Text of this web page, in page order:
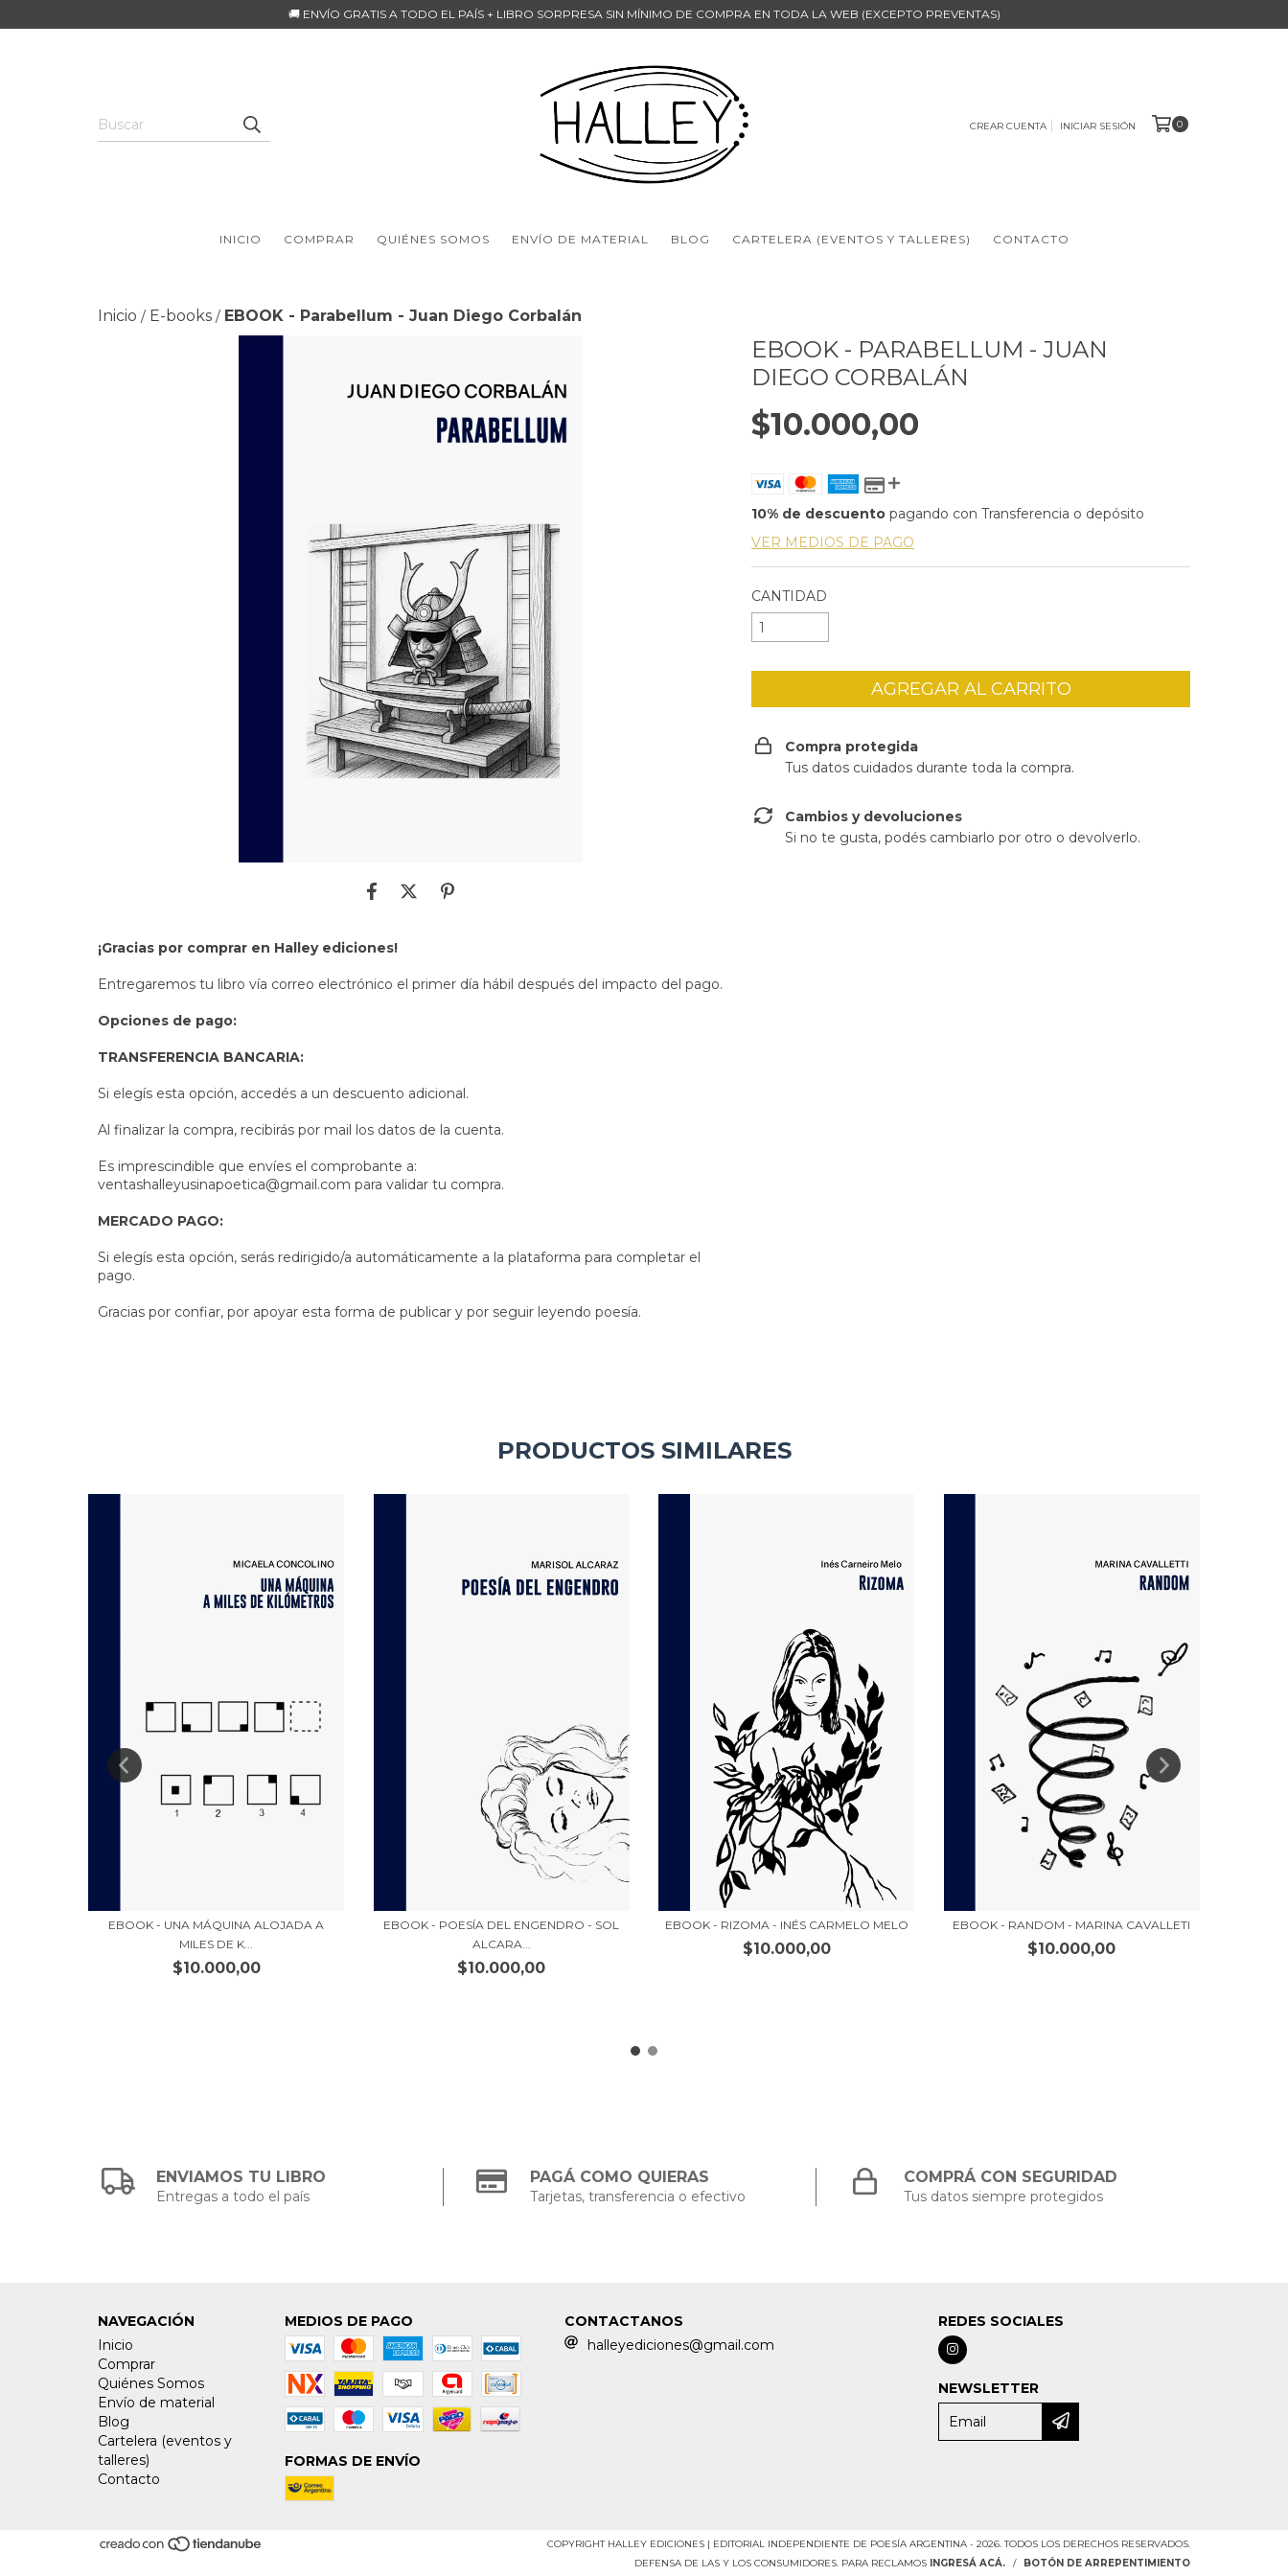
🚚 ENVÍO GRATIS A TODO EL PAÍS + LIBRO SORPRESA SIN MÍNIMO DE COMPRA EN TODA LA WEB (EXCEPTO PREVENTAS)
CREAR CUENTA INICIAR SESIÓN 0
INICIO COMPRAR QUIÉNES SOMOS ENVÍO DE MATERIAL BLOG CARTELERA (EVENTOS Y TALLERES) CONTACTO
Inicio / E-books / EBOOK - Parabellum - Juan Diego Corbalán
¡Gracias por comprar en Halley ediciones!
Entregaremos tu libro vía correo electrónico el primer día hábil después del impacto del pago.
Opciones de pago:
TRANSFERENCIA BANCARIA:
Si elegís esta opción, accedés a un descuento adicional.
Al finalizar la compra, recibirás por mail los datos de la cuenta.
Es imprescindible que envíes el comprobante a:
ventashalleyusinapoetica@gmail.com para validar tu compra.
MERCADO PAGO:
Si elegís esta opción, serás redirigido/a automáticamente a la plataforma para completar el
pago.
Gracias por confiar, por apoyar esta forma de publicar y por seguir leyendo poesía.
EBOOK - PARABELLUM - JUAN
DIEGO CORBALÁN
$10.000,00
10% de descuento pagando con Transferencia o depósito
VER MEDIOS DE PAGO
CANTIDAD
Compra protegida
Tus datos cuidados durante toda la compra.
Cambios y devoluciones
Si no te gusta, podés cambiarlo por otro o devolverlo.
PRODUCTOS SIMILARES
EBOOK - UNA MÁQUINA ALOJADA A
MILES DE K...
$10.000,00
EBOOK - POESÍA DEL ENGENDRO - SOL
ALCARA...
$10.000,00
EBOOK - RIZOMA - INÉS CARMELO MELO
$10.000,00
EBOOK - RANDOM - MARINA CAVALLETI
$10.000,00
ENVIAMOS TU LIBRO
Entregas a todo el país
PAGÁ COMO QUIERAS
Tarjetas, transferencia o efectivo
COMPRÁ CON SEGURIDAD
Tus datos siempre protegidos
NAVEGACIÓN
Inicio
Comprar
Quiénes Somos
Envío de material
Blog
Cartelera (eventos y
talleres)
Contacto
MEDIOS DE PAGO
FORMAS DE ENVÍO
CONTACTANOS
halleyediciones@gmail.com
REDES SOCIALES
NEWSLETTER
COPYRIGHT HALLEY EDICIONES | EDITORIAL INDEPENDIENTE DE POESÍA ARGENTINA - 2026. TODOS LOS DERECHOS RESERVADOS.
DEFENSA DE LAS Y LOS CONSUMIDORES. PARA RECLAMOS INGRESÁ ACÁ. / BOTÓN DE ARREPENTIMIENTO